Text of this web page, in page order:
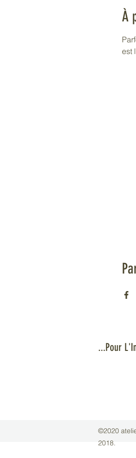
À
est
...Pour
©2020
2018.